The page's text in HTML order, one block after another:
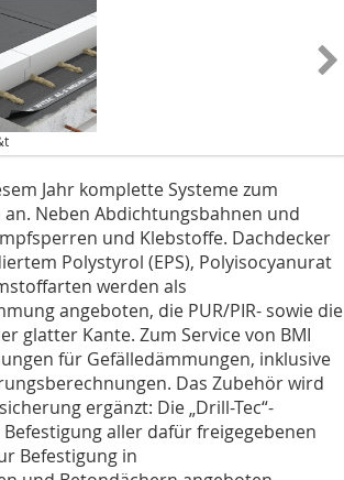
Jahr komplette Systeme zum
Neben Abdichtungsbahnen und
und Klebstoffe. Dachdecker
Polystyrol (EPS), Polyisocyanurat
werden als
­an­geboten, die PUR/PIR- sowie die
glatter Kante. Zum Service von BMI
für Gefälledämmungen, inklusive
Das Zubehör wird
ergänzt: Die „Drill-Tec“-
aller dafür freigegebenen
Befestigung in